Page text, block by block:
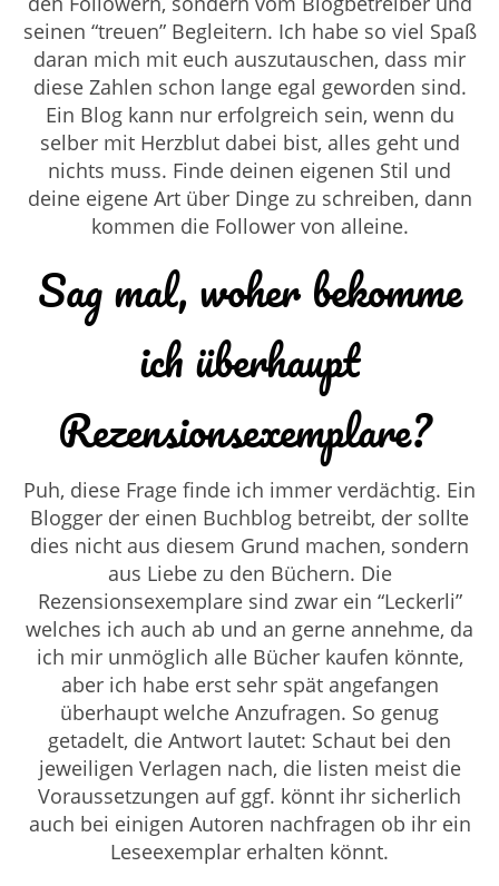
seinen “treuen” Begleitern. Ich habe so viel Spaß
daran mich mit euch auszutauschen, dass mir
diese Zahlen schon lange egal geworden sind.
Ein Blog kann nur erfolgreich sein, wenn du
selber mit Herzblut dabei bist, alles geht und
nichts muss. Finde deinen eigenen Stil und
deine eigene Art über Dinge zu schreiben, dann
kommen die Follower von alleine.
Sag mal, woher bekomme
ich überhaupt
Rezensionsexemplare?
Puh, diese Frage finde ich immer verdächtig. Ein
Blogger der einen Buchblog betreibt, der sollte
dies nicht aus diesem Grund machen, sondern
aus Liebe zu den Büchern. Die
Rezensionsexemplare sind zwar ein “Leckerli”
welches ich auch ab und an gerne annehme, da
ich mir unmöglich alle Bücher kaufen könnte,
aber ich habe erst sehr spät angefangen
überhaupt welche Anzufragen. So genug
getadelt, die Antwort lautet: Schaut bei den
jeweiligen Verlagen nach, die listen meist die
Voraussetzungen auf ggf. könnt ihr sicherlich
auch bei einigen Autoren nachfragen ob ihr ein
Leseexemplar erhalten könnt.